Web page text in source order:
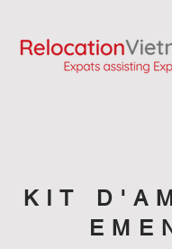
K I T D ' A
E M E